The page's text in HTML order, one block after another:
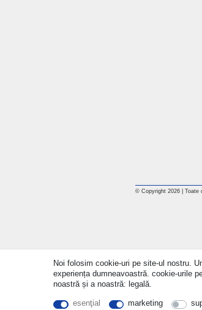
© Copyright 2026 | Toate
Noi folosim cookie-uri pe site-ul nostru.
experiența dumneavoastră. cookie-urile
noastră și a noastră: legală.
esenţial marketing